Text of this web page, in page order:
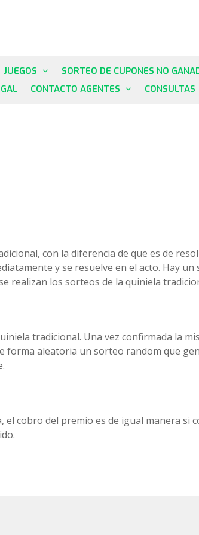
JUEGOS SORTEO DE CUPONES NO
CONTACTO AGENTES CONSULTAS
con la diferencia de que es de
y se resuelve en el acto. Hay
realizan los sorteos de la quiniela
tradicional. Una vez confirmada la
forma aleatoria un sorteo random que
cobro del premio es de igual manera si